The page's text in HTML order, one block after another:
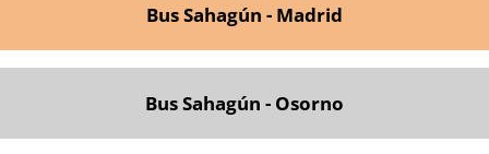
Bus Sahagún - Madrid
Bus Sahagún - Osorno